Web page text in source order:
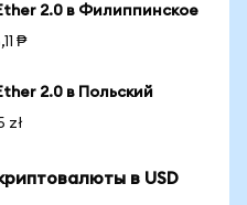
2.0 в Филиппинское
₱
2.0 в Польский
zł
в USD